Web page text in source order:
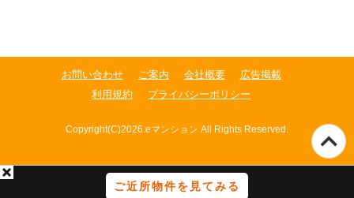
ご近所物件を見てみる
お問い合わせ ご案内 会社概要
広告掲載
利用規約
プライバシーポリシー
Copyright(C)2026.eマンション All Rights Reserved.